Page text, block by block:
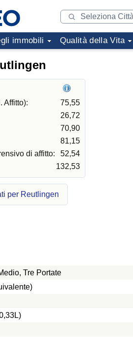
immobili Qualità della Vita
Affitto):
75,55
26,72
70,90
81,15
di affitto:
52,54
132,53
per Reutlingen
Tre Portate